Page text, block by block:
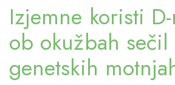
Izjemne koristi
ob okužbah
genetskih